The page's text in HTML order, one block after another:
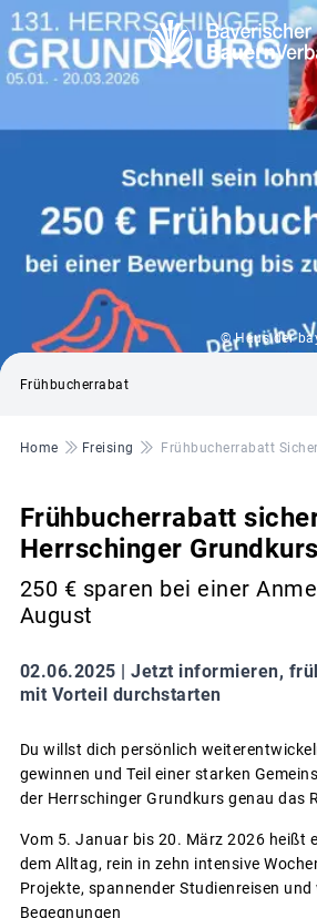
© Haus der
Frühbucherrabat
Pfadnavigation
Home Freising Frühbucherrabatt
Frühbucherrabatt
Herrschinger
250 € sparen bei einer
August
02.06.2025 | Jetzt informieren,
mit Vorteil durchstarten
Du willst dich persönlich
gewinnen und Teil einer starken
der Herrschinger Grundkurs genau das
Vom 5. Januar bis 20. März 2026 heißt
dem Alltag, rein in zehn intensive
Projekte, spannender Studienreisen
Begegnungen